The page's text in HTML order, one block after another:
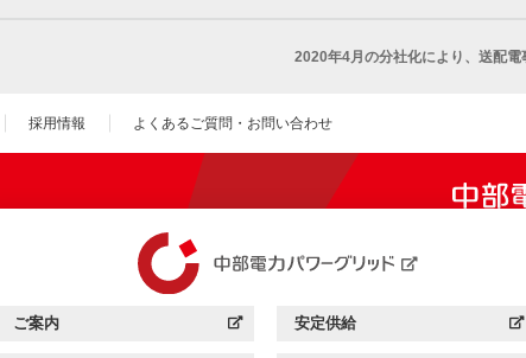
2020年4月の分社化により、 送配電
採用情報 よくあるご質問・お問い合わせ
中部電力パワーグリッド：
ご案内
（新しいウィンドウを開きます） 中部電力パワーグリッド：
安定供給
（新しいウィンドウを開きます）